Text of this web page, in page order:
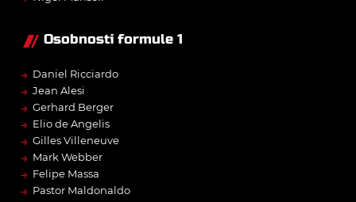
Osobnosti formule 1
→ Daniel Ricciardo
→ Jean Alesi
→ Gerhard Berger
→ Elio de Angelis
→ Gilles Villeneuve
→ Mark Webber
→ Felipe Massa
→ Pastor Maldonaldo